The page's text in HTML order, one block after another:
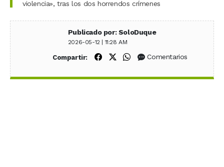
violencia», tras los dos horrendos crímenes
Publicado por: SoloDuque
2026-05-12 | 11:28 AM
Compartir: Compartir en Facebook
Compartir en X (Twitter)
Compartir en WhatsApp
Comentarios